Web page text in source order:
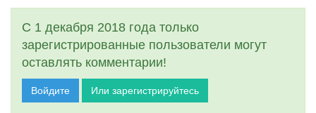
С 1 декабря 2018 года только
зарегистрированные пользователи могут
оставлять комментарии!
Войдите Или зарегистрируйтесь